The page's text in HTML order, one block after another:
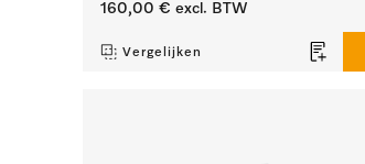
160,00 € excl. BTW
Vergelijken